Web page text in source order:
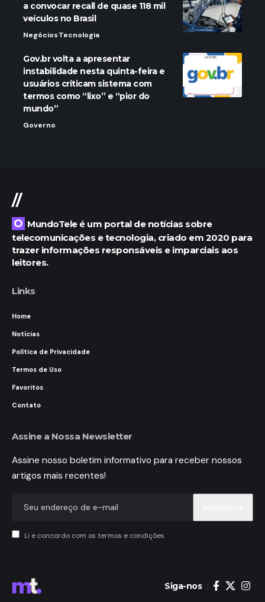
a convocar recall de quase 118 mil
veículos no Brasil
NegóciosTecnologia
Gov.br volta a apresentar
instabilidade nesta quinta-feira e
usuários criticam sistema com
termos como “lixo” e “pior do
mundo”
Governo
//
O MundoTele é um portal de notícias sobre
telecomunicações e tecnologia, criado em 2020 para
trazer informações responsáveis e imparciais aos
leitores.
Links
Home
Notícias
Política de Privacidade
Termos de Uso
Favoritos
Contato
Assine a Nossa Newsletter
Assine nosso boletim informativo para receber nossos
artigos mais recentes!
Li e concordo com os termos e condições
Siga-nos